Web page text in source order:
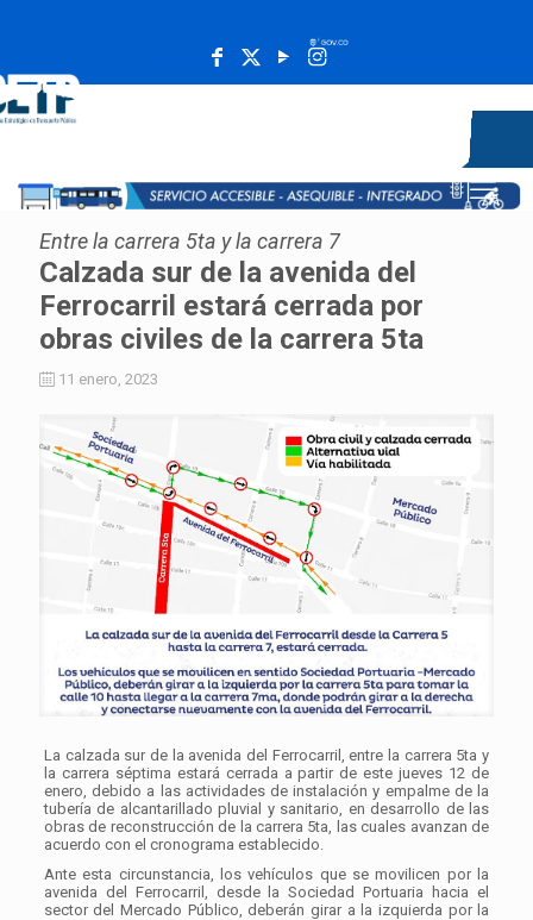
Entre la carrera 5ta y la carrera 7
Calzada sur de la avenida del
Ferrocarril estará cerrada por
obras civiles de la carrera 5ta
11 enero, 2023
La calzada sur de la avenida del Ferrocarril, entre la carrera 5ta y
la carrera séptima estará cerrada a partir de este jueves 12 de
enero, debido a las actividades de instalación y empalme de la
tubería de alcantarillado pluvial y sanitario, en desarrollo de las
obras de reconstrucción de la carrera 5ta, las cuales avanzan de
acuerdo con el cronograma establecido.
Ante esta circunstancia, los vehículos que se movilicen por la
avenida del Ferrocarril, desde la Sociedad Portuaria hacia el
sector del Mercado Público, deberán girar a la izquierda por la